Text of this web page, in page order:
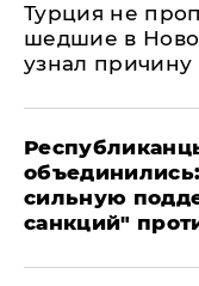
Турция не
шедшие в
узнал причину
сильную
санкций"